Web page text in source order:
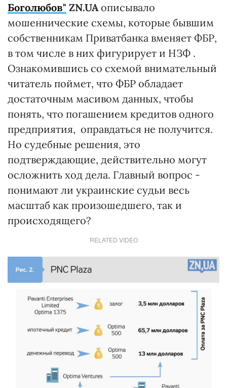
Боголюбов" ZN.UAописывало
мошеннические схемы, которые бывшим
собственникам Приватбанка вменяет ФБР,
в том числе в них фигурирует и НЗФ .
Ознакомившись со схемой внимательный
читатель поймет, что ФБР обладает
достаточным масивом данных, чтобы
понять, что погашением кредитов одного
предприятия, оправдаться не получится.
Но судебные решения, это
подтверждающие, действительно могут
осложнить ход дела. Главный вопрос -
понимают ли украинские судьи весь
масштаб как произошедшего, так и
происходящего?
RELATED VIDEO